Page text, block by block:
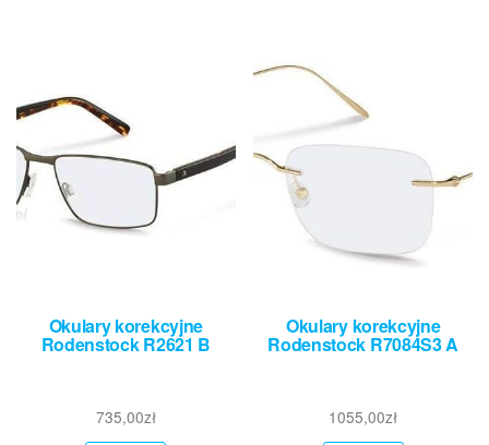
Okulary korekcyjne
Rodenstock R2621 B
735,00zł
Okulary korekcyjne
Rodenstock R7084S3 A
1055,00zł